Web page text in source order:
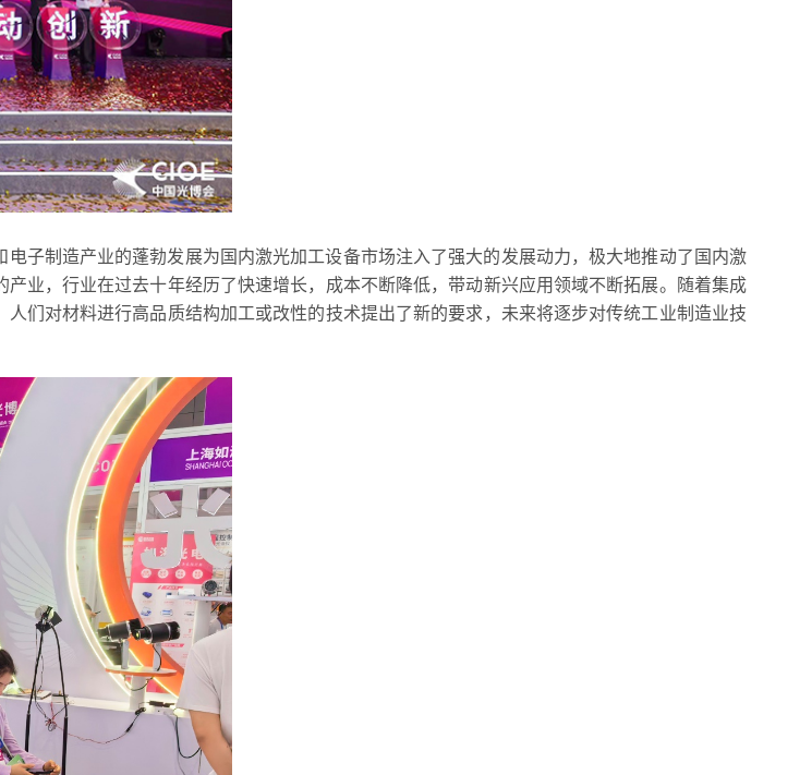
子制造产业的蓬勃发展为国内激光加工设备市场注入了强大的发展动力，极大地推动了国内激
业，行业在过去十年经历了快速增长，成本不断降低，带动新兴应用领域不断拓展。随着集成
们对材料进行高品质结构加工或改性的技术提出了新的要求，未来将逐步对传统工业制造业技